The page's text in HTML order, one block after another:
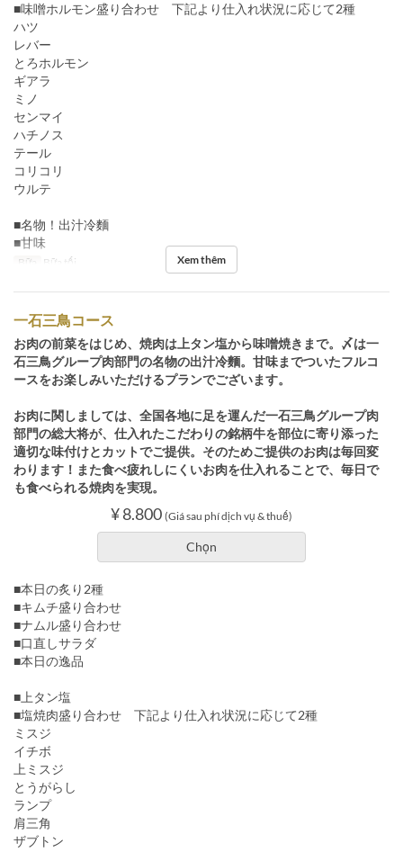
■味噌ホルモン盛り合わせ 下記より仕入れ状況に応じて2種
ハツ
レバー
とろホルモン
ギアラ
ミノ
センマイ
ハチノス
テール
コリコリ
ウルテ
■名物！出汁冷麵
■甘味
Bữa Bữa tối Xem thêm
一石三鳥コース
お肉の前菜をはじめ、焼肉は上タン塩から味噌焼きまで。〆は一
石三鳥グループ肉部門の名物の出汁冷麵。甘味までついたフルコ
ースをお楽しみいただけるプランでございます。
お肉に関しましては、全国各地に足を運んだ一石三鳥グループ肉
部門の総大将が、仕入れたこだわりの銘柄牛を部位に寄り添った
適切な味付けとカットでご提供。そのためご提供のお肉は毎回変
わります！また食べ疲れしにくいお肉を仕入れることで、毎日で
も食べられる焼肉を実現。
¥ 8.800 (Giá sau phí dịch vụ & thuế)
Chọn
■本日の炙り2種
■キムチ盛り合わせ
■ナムル盛り合わせ
■口直しサラダ
■本日の逸品
■上タン塩
■塩焼肉盛り合わせ 下記より仕入れ状況に応じて2種
ミスジ
イチボ
上ミスジ
とうがらし
ランプ
肩三角
ザブトン